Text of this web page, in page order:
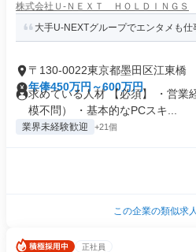
株式会社Ｕ‐ＮＥＸＴ ＨＯＬＤＩＮＧＳ
大手U-NEXTグループでエンタメも
〒130-0022東京都墨田区江東橋
年俸450万円～600万円
求めている人材 【必須】 ・営業
模不問） ・基本的なPCスキ...
業界未経験歓迎 +21個
この企業の類似求
正社員